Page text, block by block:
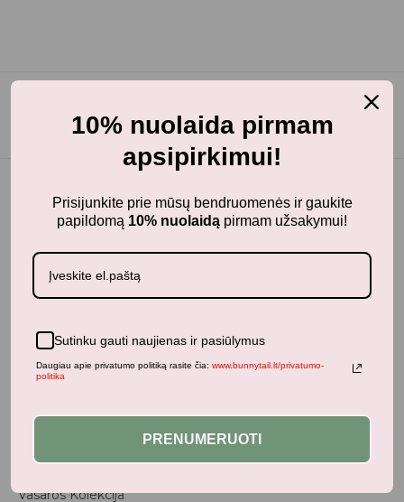
BunnyTail
kokybiškus ir stilingus daiktus savo vaikams!
Parduotuvė
Aksesuarai
Vasaros Kolekcija
10% nuolaida pirmam
apsipirkimui!
Prisijunkite prie mūsų bendruomenės ir gaukite
papildomą 10% nuolaidą pirmam užsakymui!
Sutinku gauti naujienas ir pasiūlymus
Daugiau apie privatumo politiką rasite čia: www.bunnytail.lt/privatumo-
politika
PRENUMERUOTI